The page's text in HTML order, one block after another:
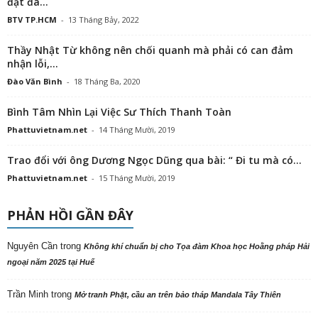
BTV TP.HCM - 13 Tháng Bảy, 2022
Thầy Nhật Từ không nên chối quanh mà phải có can đảm
nhận lỗi,...
Đào Văn Bình - 18 Tháng Ba, 2020
Bình Tâm Nhìn Lại Việc Sư Thích Thanh Toàn
Phattuvietnam.net - 14 Tháng Mười, 2019
Trao đổi với ông Dương Ngọc Dũng qua bài: “ Đi tu mà có...
Phattuvietnam.net - 15 Tháng Mười, 2019
PHẢN HỒI GẦN ĐÂY
Nguyên Cần trong Không khí chuẩn bị cho Tọa đàm Khoa học Hoằng pháp Hải
ngoại năm 2025 tại Huế
Trần Minh trong Mở tranh Phật, cầu an trên bảo tháp Mandala Tây Thiên